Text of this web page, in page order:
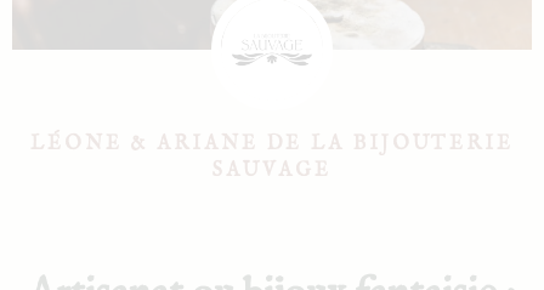
LÉONE & ARIANE DE LA BIJOUTERIE
SAUVAGE